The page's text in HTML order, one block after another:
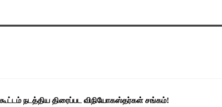
நடத்திய திரைப்பட விநியோகஸ்தர்கள் சங்கம்!